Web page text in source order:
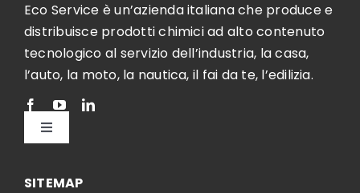
Eco Service è un’azienda italiana che produce e
distribuisce prodotti chimici ad alto contenuto
tecnologico al servizio dell’industria, la casa,
l’auto, la moto, la nautica, il fai da te, l’edilizia.
Toggle
SITEMAP